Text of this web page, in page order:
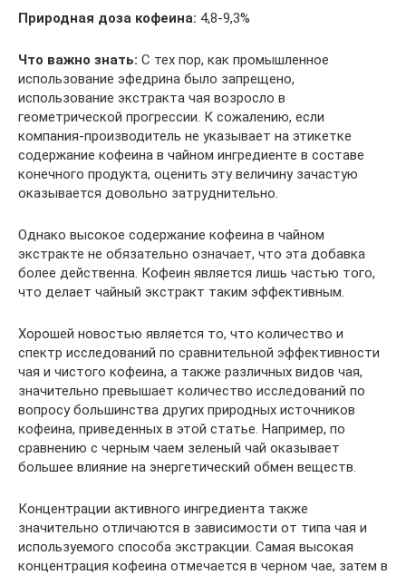
Природная доза кофеина: 4,8-9,3%
Что важно знать: С тех пор, как промышленное
использование эфедрина было запрещено,
использование экстракта чая возросло в
геометрической прогрессии. К сожалению, если
компания-производитель не указывает на этикетке
содержание кофеина в чайном ингредиенте в составе
конечного продукта, оценить эту величину зачастую
оказывается довольно затруднительно.
Однако высокое содержание кофеина в чайном
экстракте не обязательно означает, что эта добавка
более действенна. Кофеин является лишь частью того,
что делает чайный экстракт таким эффективным.
Хорошей новостью является то, что количество и
спектр исследований по сравнительной эффективности
чая и чистого кофеина, а также различных видов чая,
значительно превышает количество исследований по
вопросу большинства других природных источников
кофеина, приведенных в этой статье. Например, по
сравнению с черным чаем зеленый чай оказывает
большее влияние на энергетический обмен веществ.
Концентрации активного ингредиента также
значительно отличаются в зависимости от типа чая и
используемого способа экстракции. Самая высокая
концентрация кофеина отмечается в черном чае, затем в